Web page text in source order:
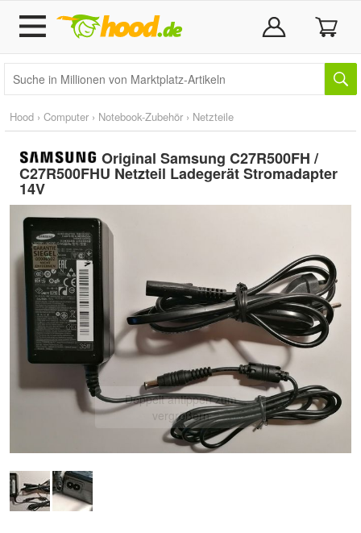
Hood › Computer › Notebook-Zubehör › Netzteile
Original Samsung C27R500FH /
C27R500FHU Netzteil Ladegerät Stromadapter
14V
Doppelt antippen zum
vergrößern